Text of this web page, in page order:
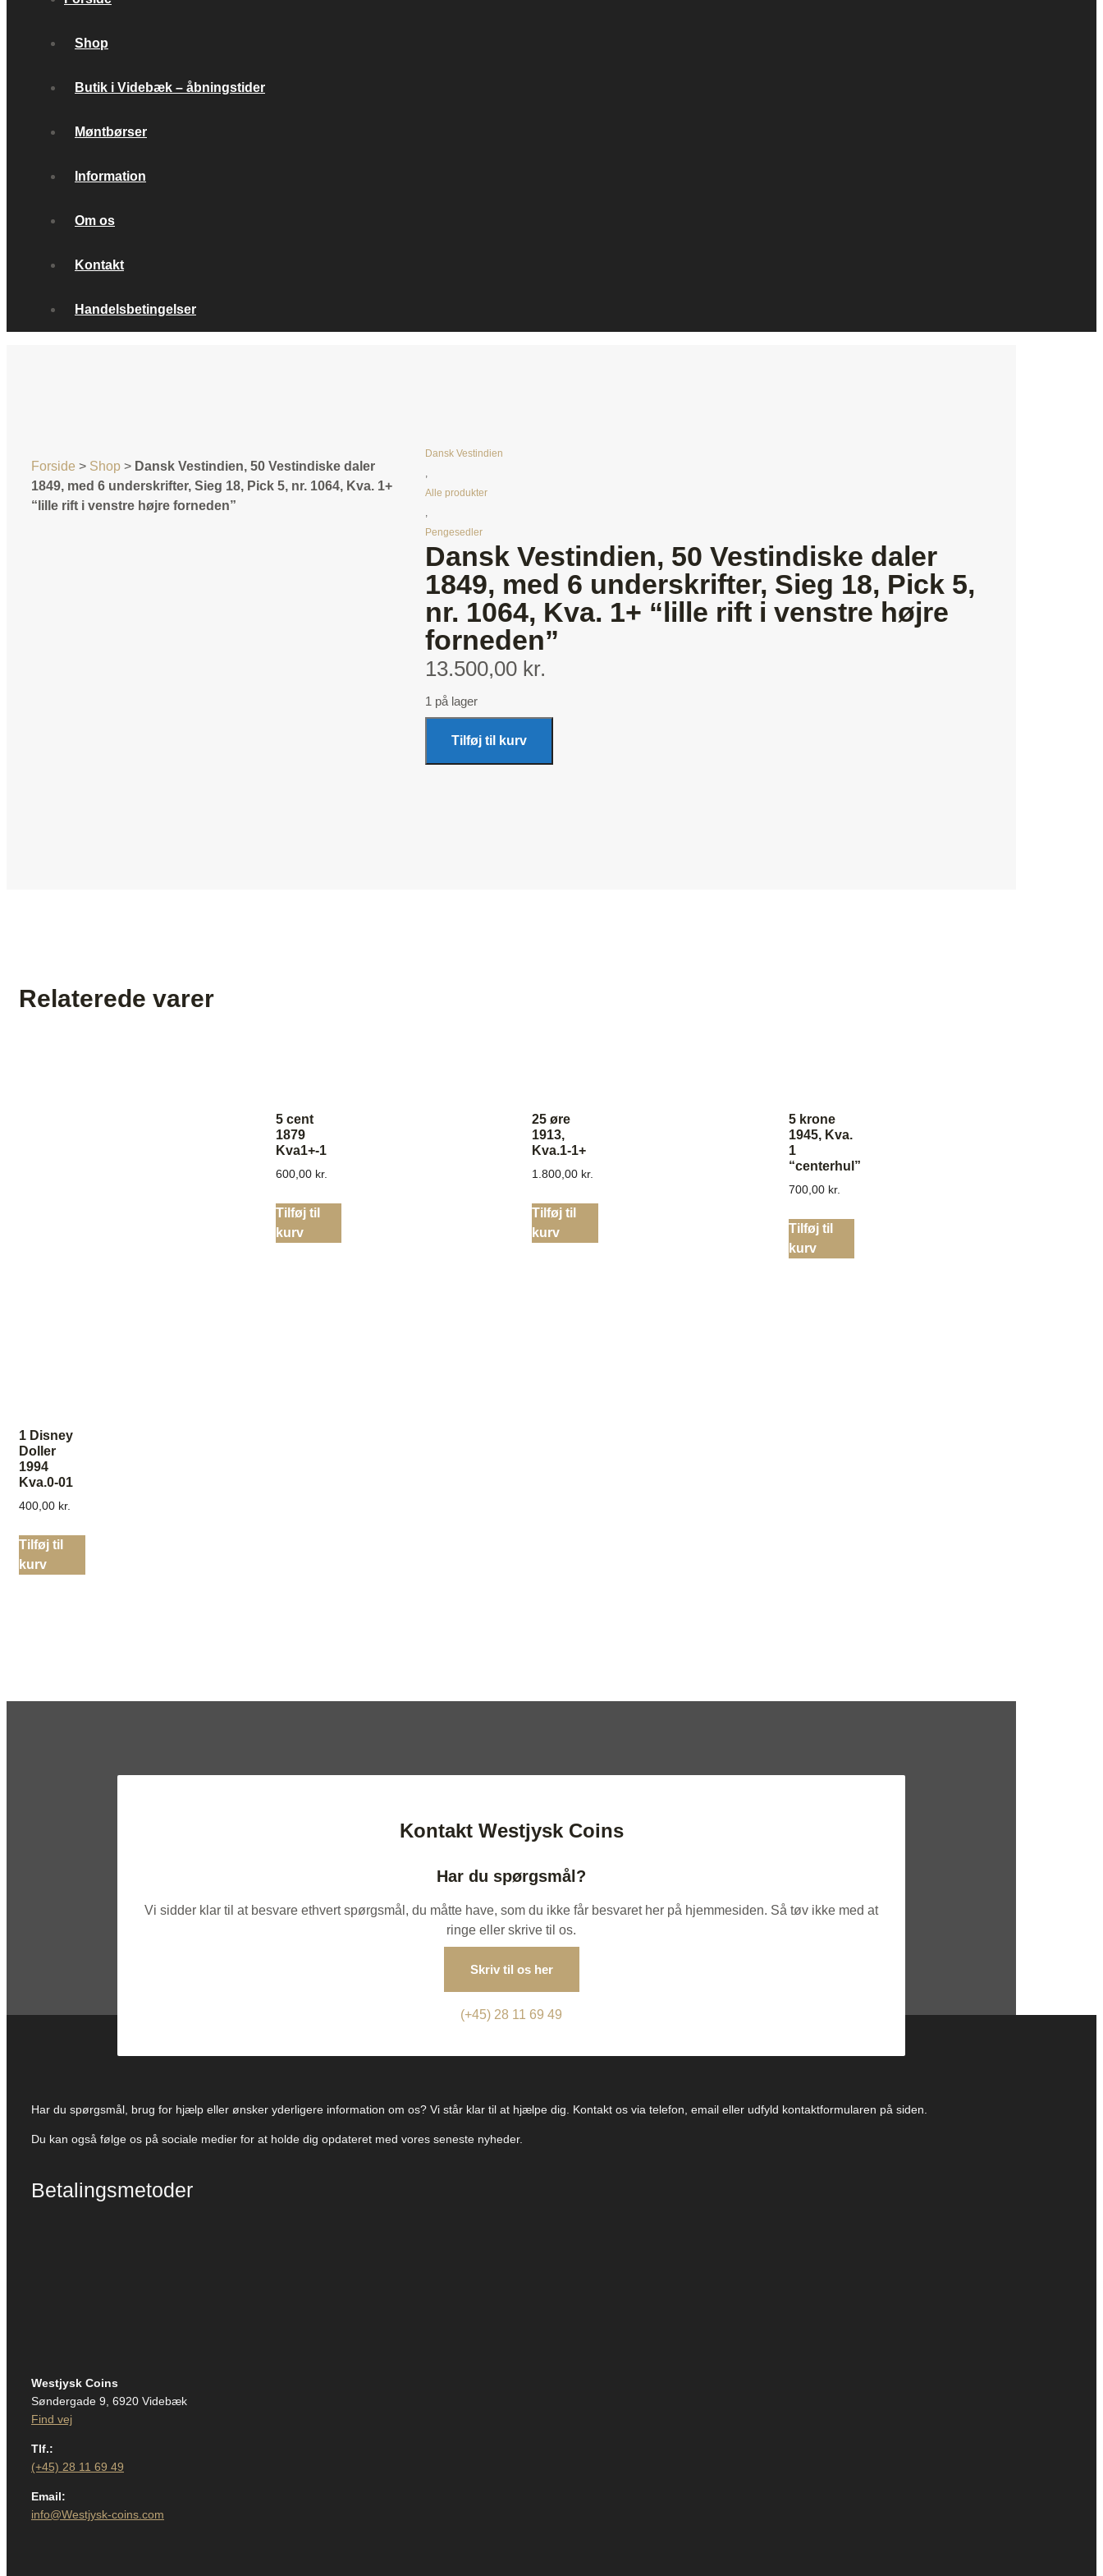
Shop
Butik i Videbæk – åbningstider
Møntbørser
Information
Om os
Kontakt
Handelsbetingelser
Forside > Shop > Dansk Vestindien, 50 Vestindiske daler
1849, med 6 underskrifter, Sieg 18, Pick 5, nr. 1064, Kva. 1+
“lille rift i venstre højre forneden”
Dansk Vestindien
,
Alle produkter
,
Pengesedler
Dansk Vestindien, 50 Vestindiske daler
1849, med 6 underskrifter, Sieg 18, Pick 5,
nr. 1064, Kva. 1+ “lille rift i venstre højre
forneden”
13.500,00 kr.
1 på lager
Tilføj til kurv
Relaterede varer
5 cent
1879
Kva1+-1
600,00 kr.
Tilføj til
kurv
25 øre
1913,
Kva.1-1+
1.800,00 kr.
Tilføj til
kurv
5 krone
1945, Kva.
1
“centerhul”
700,00 kr.
Tilføj til
kurv
1 Disney
Doller
1994
Kva.0-01
400,00 kr.
Tilføj til
kurv
Kontakt Westjysk Coins
Har du spørgsmål?
Vi sidder klar til at besvare ethvert spørgsmål, du måtte have, som du ikke får besvaret her på hjemmesiden. Så tøv ikke med at
ringe eller skrive til os.
Skriv til os her
(+45) 28 11 69 49
Har du spørgsmål, brug for hjælp eller ønsker yderligere information om os? Vi står klar til at hjælpe dig. Kontakt os via telefon, email eller udfyld kontaktformularen på siden.
Du kan også følge os på sociale medier for at holde dig opdateret med vores seneste nyheder.
Betalingsmetoder
Westjysk Coins
Søndergade 9, 6920 Videbæk
Find vej
Tlf.:
(+45) 28 11 69 49
Email:
info@Westjysk-coins.com